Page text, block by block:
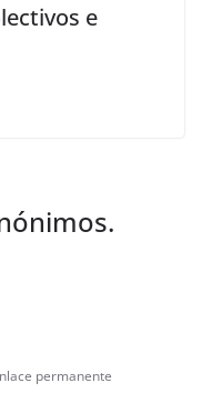
e
permanente